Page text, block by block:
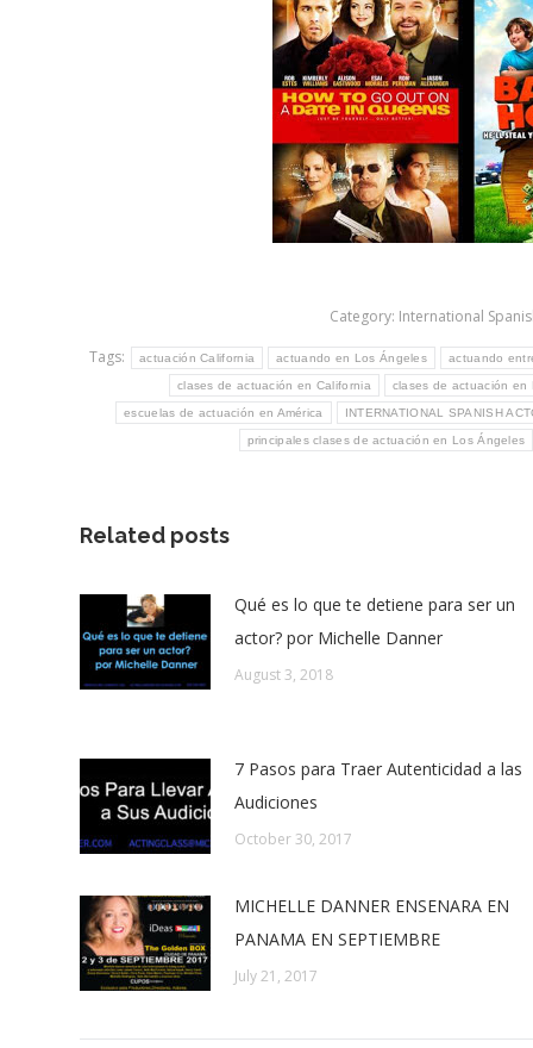
Category: International
Tags:
actuación California actuando en Los Ángeles actuando
clases de actuación en California clases de actuación en
escuelas de actuación en América INTERNATIONAL SPANISH
principales clases de actuación en Los Ángeles
Related posts
Qué es lo que te detiene para ser un
actor? por Michelle Danner
August 3, 2018
7 Pasos para Traer Autenticidad a las
Audiciones
October 30, 2017
MICHELLE DANNER ENSENARA EN
PANAMA EN SEPTIEMBRE
July 21, 2017